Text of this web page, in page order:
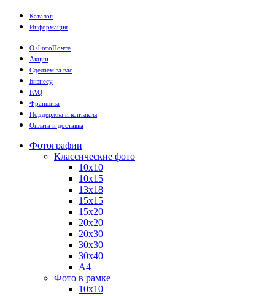
Каталог
Информация
О ФотоПочте
Акции
Сделаем за вас
Бизнесу
FAQ
Франшиза
Поддержка и контакты
Оплата и доставка
Фотографии
Классические фото
10х10
10х15
13х18
15х15
15х20
20х20
20х30
30х30
30х40
А4
Фото в рамке
10х10